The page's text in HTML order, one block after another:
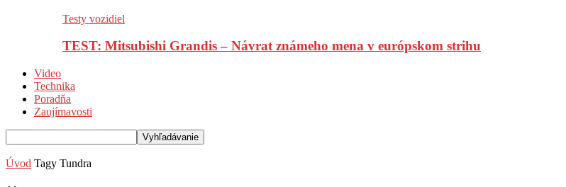
Testy vozidiel
TEST: Mitsubishi Grandis – Návrat známeho mena v európskom strihu
Video
Technika
Poradňa
Zaujímavosti
Úvod Tagy Tundra